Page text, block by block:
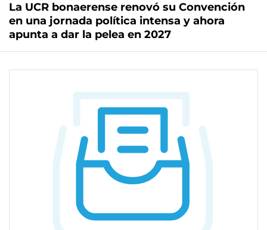
La UCR bonaerense renovó su Convención
en una jornada política intensa y ahora
apunta a dar la pelea en 2027